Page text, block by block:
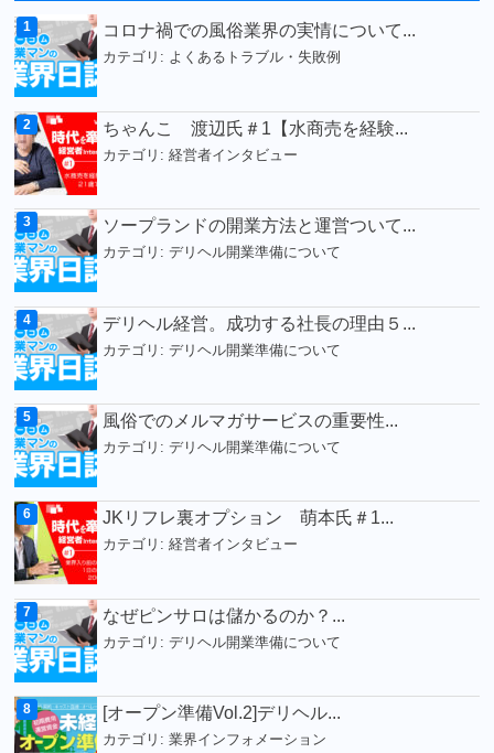
コロナ禍での風俗業界の実情について...
カテゴリ: よくあるトラブル・失敗例
ちゃんこ 渡辺氏＃1【水商売を経験...
カテゴリ:経営者インタビュー
ソープランドの開業方法と運営ついて...
カテゴリ:デリヘル開業準備について
デリヘル経営。成功する社長の理由５...
カテゴリ:デリヘル開業準備について
風俗でのメルマガサービスの重要性...
カテゴリ:デリヘル開業準備について
JKリフレ裏オプション 萌本氏＃1...
カテゴリ:経営者インタビュー
なぜピンサロは儲かるのか？...
カテゴリ:デリヘル開業準備について
[オープン準備Vol.2]デリヘル...
カテゴリ:業界インフォメーション